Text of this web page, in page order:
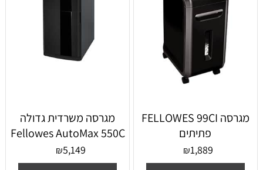
מגרסה FELLOWES 99CI
פתיתים
₪1,889
מגרסה משרדית גדולה
Fellowes AutoMax 550C
₪5,149